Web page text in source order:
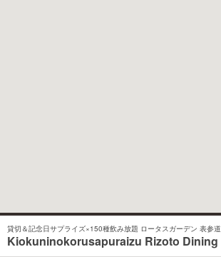
貸切＆記念日サプライズ×150種飲み放題 ロータスガーデン 表参道